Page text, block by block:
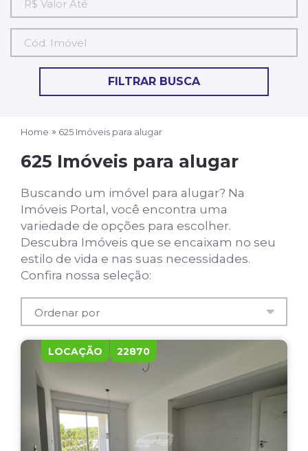
FILTRAR BUSCA
Home 625 Imóveis para alugar
625 Imóveis para alugar
Buscando um imóvel para alugar? Na
Imóveis Portal, você encontra uma
variedade de opções para escolher.
Descubra Imóveis que se encaixam no seu
estilo de vida e nas suas necessidades.
Confira nossa seleção:
LOCAÇÃO 22870